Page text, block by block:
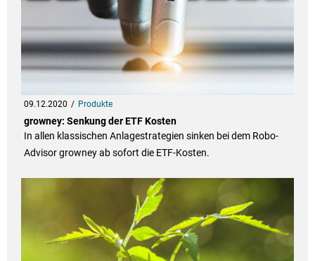
09.12.2020 Produkte
growney: Senkung der ETF Kosten
In allen klassischen Anlagestrategien sinken bei dem Robo-
Advisor growney ab sofort die ETF-Kosten.